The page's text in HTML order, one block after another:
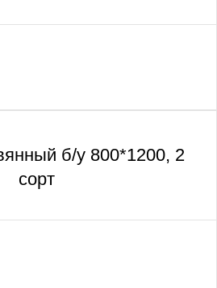
б/у 800*1200, 2
сорт